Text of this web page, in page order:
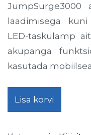
laadimisega
LED-taskulamp
akupanga
kasutada
JumpSurge3000
Lisa korvi